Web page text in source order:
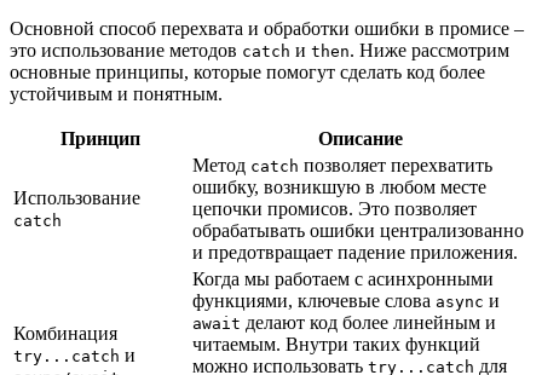
Основной способ перехвата и обработки ошибки в промисе –
это использование методов catch и then. Ниже рассмотрим
основные принципы, которые помогут сделать код более
устойчивым и понятным.
Принцип Описание
Использование
catch
Метод catch позволяет перехватить
ошибку, возникшую в любом месте
цепочки промисов. Это позволяет
обрабатывать ошибки централизованно
и предотвращает падение приложения.
Комбинация
try...catch и
Когда мы работаем с асинхронными
функциями, ключевые слова async и
await делают код более линейным и
читаемым. Внутри таких функций
можно использовать try...catch для